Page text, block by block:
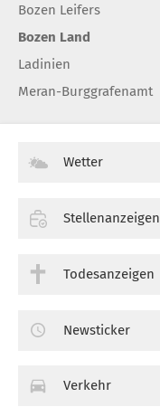
Bozen Leifers
Bozen Land
Ladinien
Meran-Burggrafenamt
Wetter
Stellenanzeigen
Todesanzeigen
Newsticker
Verkehr